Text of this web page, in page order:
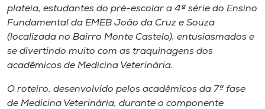
plateia, estudantes do pré-escolar a 4ª série do Ensino
Fundamental da EMEB João da Cruz e Souza
(localizada no Bairro Monte Castelo), entusiasmados e
se divertindo muito com as traquinagens dos
acadêmicos de Medicina Veterinária.
O roteiro, desenvolvido pelos acadêmicos da 7ª fase
de Medicina Veterinária, durante o componente